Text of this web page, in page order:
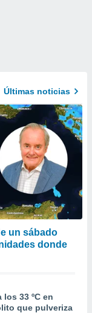
Últimas noticias
un sábado
donde
33 ºC en
que pulveriza